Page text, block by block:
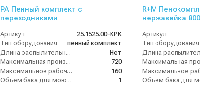
PA Пенный комплект с
переходниками
Артикул
25.1525.00-KPK
Тип оборудования
пенный комплект
Длина распылительного копья (мм)
Нет
Максимальная производительность по воде (л/ч)
720
Максимальное рабочее давление (бар)
160
Объём бака для моющего средства (л)
1
R+M
нержавейка
Артикул
Тип оборудования